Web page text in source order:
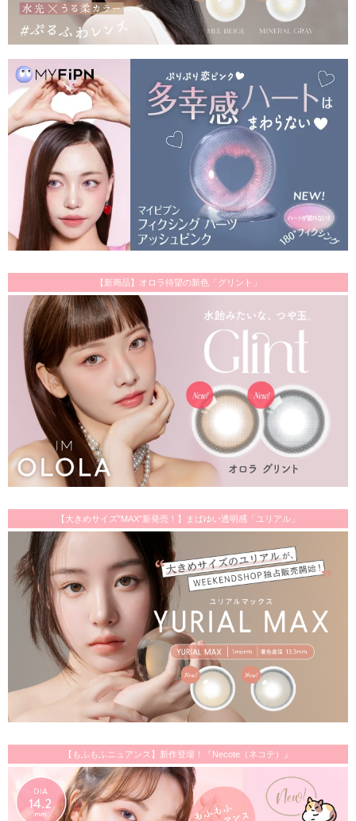
【新商品】オロラ待望の新色「グリント」
【大きめサイズ"MAX"新発売！】まばゆい透明感「ユリアル」
【もふもふニュアンス】新作登場！『Necote（ネコテ）』